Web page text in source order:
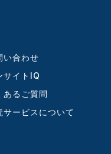
い合わせ
サイトIQ
あるご質問
サービスについて